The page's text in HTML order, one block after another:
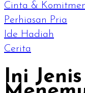
Cinta &
Perhiasan Pria
Ide Hadiah
Cerita
Ini